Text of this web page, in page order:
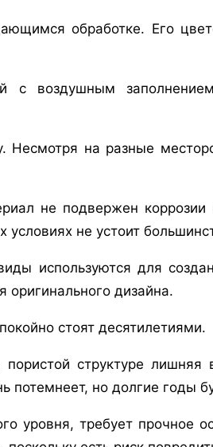
обработке. Его
с воздушным
Несмотря на разные
не подвержен
не устоит
используются для
оригинального дизайна.
стоят десятилетиями.
структуре лишняя
но долгие годы
уровня, требует прочное